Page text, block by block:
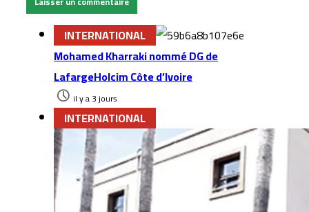
INTERNATIONAL
Mohamed Kharraki nommé DG de
LafargeHolcim Côte d’Ivoire
il y a 3 jours
INTERNATIONAL